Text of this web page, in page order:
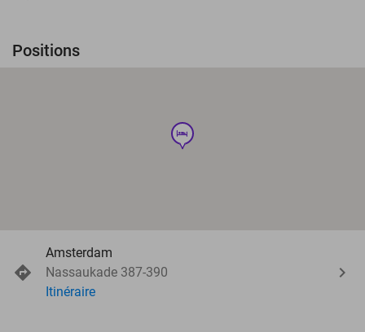
Positions
hotel
Amsterdam
Nassaukade 387-390
Itinéraire